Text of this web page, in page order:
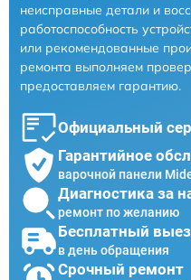
неисправные детали и
работоспособность
или рекомендованные
ремонта выполняем
предоставляем гарантию.
Официальный
Гарантийное
варочной панели
Диагностика за
ремонт по желанию
Бесплатный
в день обращения
Срочный ремонт